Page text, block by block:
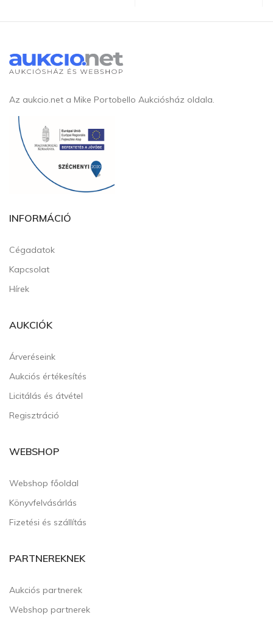
Az aukcio.net a Mike Portobello Aukciósház oldala.
INFORMÁCIÓ
Cégadatok
Kapcsolat
Hírek
AUKCIÓK
Árveréseink
Aukciós értékesítés
Licitálás és átvétel
Regisztráció
WEBSHOP
Webshop főoldal
Könyvfelvásárlás
Fizetési és szállítás
PARTNEREKNEK
Aukciós partnerek
Webshop partnerek